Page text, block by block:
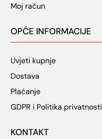
Moj račun
OPĆE INFORMACIJE
Uvjeti kupnje
Dostava
Plaćanje
GDPR i Politika privatnosti
KONTAKT